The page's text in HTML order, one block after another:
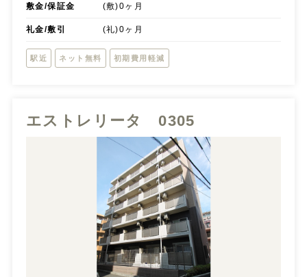
敷金/保証金 (敷)0ヶ月
礼金/敷引 (礼)0ヶ月
駅近 ネット無料 初期費用軽減
エストレリータ 0305